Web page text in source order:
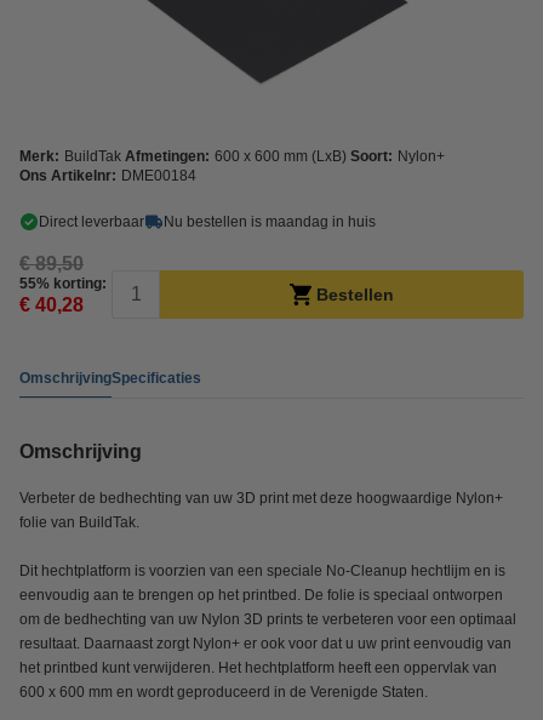
Merk: BuildTak Afmetingen: 600 x 600 mm (LxB) Soort: Nylon+
Ons Artikelnr: DME00184
Direct leverbaar Nu bestellen is maandag in huis
€ 89,50
55% korting:
€ 40,28 Bestellen
OmschrijvingSpecificaties
Omschrijving
Verbeter de bedhechting van uw 3D print met deze hoogwaardige Nylon+
folie van BuildTak.
Dit hechtplatform is voorzien van een speciale No-Cleanup hechtlijm en is
eenvoudig aan te brengen op het printbed. De folie is speciaal ontworpen
om de bedhechting van uw Nylon 3D prints te verbeteren voor een optimaal
resultaat. Daarnaast zorgt Nylon+ er ook voor dat u uw print eenvoudig van
het printbed kunt verwijderen. Het hechtplatform heeft een oppervlak van
600 x 600 mm en wordt geproduceerd in de Verenigde Staten.